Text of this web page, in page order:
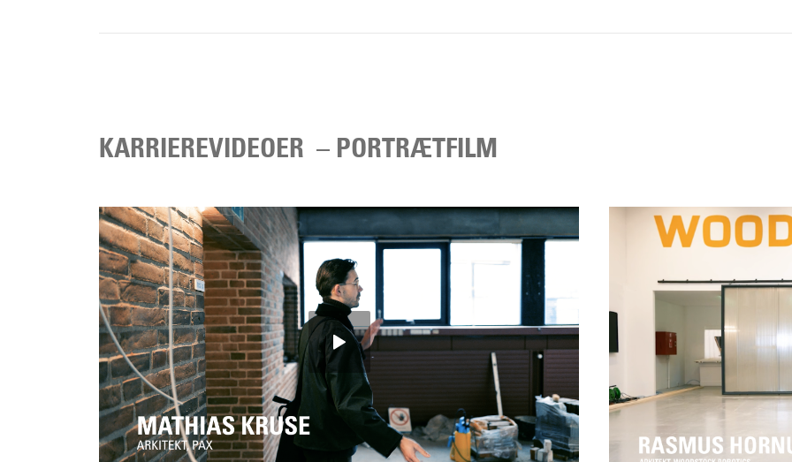
KARRIEREVIDEOER – PORTRÆTFILM